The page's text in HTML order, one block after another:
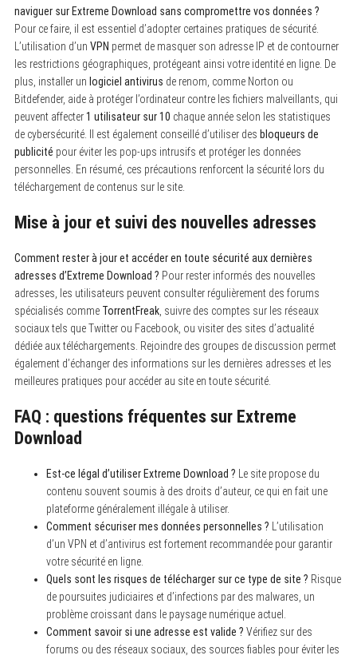
naviguer sur Extreme Download sans compromettre vos données ?
Pour ce faire, il est essentiel d’adopter certaines pratiques de sécurité.
L’utilisation d’un VPN permet de masquer son adresse IP et de contourner
les restrictions géographiques, protégeant ainsi votre identité en ligne. De
plus, installer un logiciel antivirus de renom, comme Norton ou
Bitdefender, aide à protéger l’ordinateur contre les fichiers malveillants, qui
peuvent affecter1 utilisateur sur 10 chaque année selon les statistiques
de cybersécurité. Il est également conseillé d’utiliser des bloqueurs de
publicité pour éviter les pop-ups intrusifs et protéger les données
personnelles. En résumé, ces précautions renforcent la sécurité lors du
téléchargement de contenus sur le site.
Mise à jour et suivi des nouvelles adresses
Comment rester à jour et accéder en toute sécurité aux dernières
adresses d’Extreme Download ? Pour rester informés des nouvelles
adresses, les utilisateurs peuvent consulter régulièrement des forums
spécialisés comme TorrentFreak, suivre des comptes sur les réseaux
sociaux tels que Twitter ou Facebook, ou visiter des sites d’actualité
dédiée aux téléchargements. Rejoindre des groupes de discussion permet
également d’échanger des informations sur les dernières adresses et les
meilleures pratiques pour accéder au site en toute sécurité.
FAQ : questions fréquentes sur Extreme
Download
Est-ce légal d’utiliser Extreme Download ? Le site propose du
contenu souvent soumis à des droits d’auteur, ce qui en fait une
plateforme généralement illégale à utiliser.
Comment sécuriser mes données personnelles ? L’utilisation
d’un VPN et d’antivirus est fortement recommandée pour garantir
votre sécurité en ligne.
Quels sont les risques de télécharger sur ce type de site ? Risque
de poursuites judiciaires et d’infections par des malwares, un
problème croissant dans le paysage numérique actuel.
Comment savoir si une adresse est valide ? Vérifiez sur des
forums ou des réseaux sociaux, des sources fiables pour éviter les